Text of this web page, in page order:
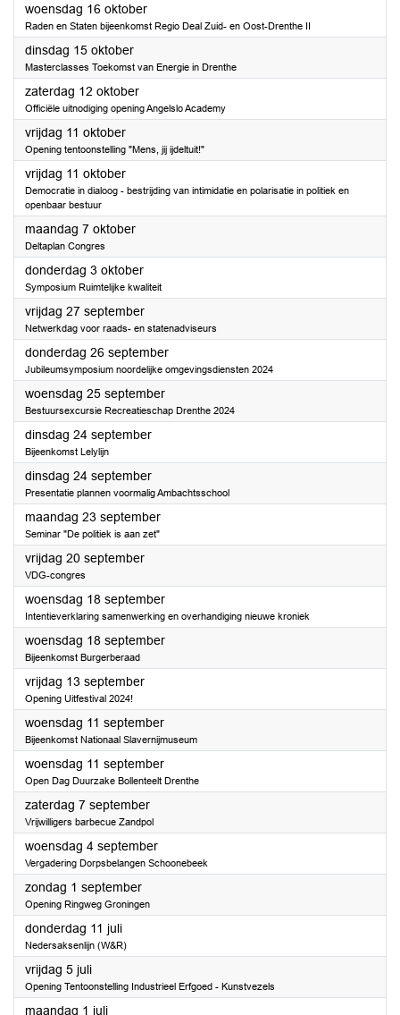
woensdag 16 oktober2024
Raden en Staten bijeenkomst Regio Deal Zuid- en Oost-Drenthe II
dinsdag 15 oktober2024
Masterclasses Toekomst van Energie in Drenthe
zaterdag 12 oktober2024
Officiële uitnodiging opening Angelslo Academy
vrijdag 11 oktober2024
Opening tentoonstelling "Mens, jij ijdeltuit!"
vrijdag 11 oktober2024
Democratie in dialoog - bestrijding van intimidatie en polarisatie in politiek en
openbaar bestuur
maandag 7 oktober2024
Deltaplan Congres
donderdag 3 oktober2024
Symposium Ruimtelijke kwaliteit
vrijdag 27 september2024
Netwerkdag voor raads- en statenadviseurs
donderdag 26 september2024
Jubileumsymposium noordelijke omgevingsdiensten 2024
woensdag 25 september2024
Bestuursexcursie Recreatieschap Drenthe 2024
dinsdag 24 september2024
Bijeenkomst Lelylijn
dinsdag 24 september2024
Presentatie plannen voormalig Ambachtsschool
maandag 23 september2024
Seminar "De politiek is aan zet"
vrijdag 20 september2024
VDG-congres
woensdag 18 september2024
Intentieverklaring samenwerking en overhandiging nieuwe kroniek
woensdag 18 september2024
Bijeenkomst Burgerberaad
vrijdag 13 september2024
Opening Uitfestival 2024!
woensdag 11 september2024
Bijeenkomst Nationaal Slavernijmuseum
woensdag 11 september2024
Open Dag Duurzake Bollenteelt Drenthe
zaterdag 7 september2024
Vrijwilligers barbecue Zandpol
woensdag 4 september2024
Vergadering Dorpsbelangen Schoonebeek
zondag 1 september2024
Opening Ringweg Groningen
donderdag 11 juli2024
Nedersaksenlijn (W&R)
vrijdag 5 juli2024
Opening Tentoonstelling Industrieel Erfgoed - Kunstvezels
maandag 1 juli2024